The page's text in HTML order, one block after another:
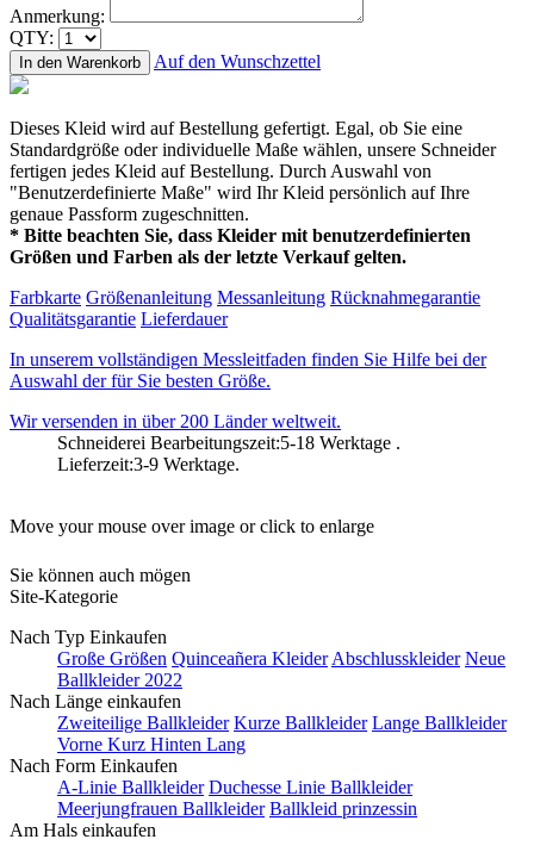
Anmerkung:
QTY:
In den Warenkorb Auf den Wunschzettel
Dieses Kleid wird auf Bestellung gefertigt. Egal, ob Sie eine
Standardgröße oder individuelle Maße wählen, unsere Schneider
fertigen jedes Kleid auf Bestellung. Durch Auswahl von
"Benutzerdefinierte Maße" wird Ihr Kleid persönlich auf Ihre
genaue Passform zugeschnitten.
* Bitte beachten Sie, dass Kleider mit benutzerdefinierten
Größen und Farben als der letzte Verkauf gelten.
Farbkarte Größenanleitung Messanleitung Rücknahmegarantie
Qualitätsgarantie Lieferdauer
In unserem vollständigen Messleitfaden finden Sie Hilfe bei der
Auswahl der für Sie besten Größe.
Wir versenden in über 200 Länder weltweit.
Schneiderei Bearbeitungszeit:5-18 Werktage .
Lieferzeit:3-9 Werktage.
Move your mouse over image or click to enlarge
Sie können auch mögen
Site-Kategorie
Nach Typ Einkaufen
Große Größen Quinceañera Kleider Abschlusskleider Neue
Ballkleider 2022
Nach Länge einkaufen
Zweiteilige Ballkleider Kurze Ballkleider Lange Ballkleider
Vorne Kurz Hinten Lang
Nach Form Einkaufen
A-Linie Ballkleider Duchesse Linie Ballkleider
Meerjungfrauen Ballkleider Ballkleid prinzessin
Am Hals einkaufen